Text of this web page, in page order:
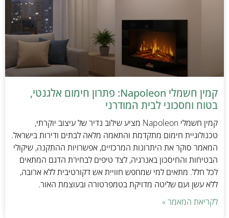
קמין חשמלי Napoleon: פתרון חימום אלגנטי,
בטוח וחסכוני לבית המודרני
קמין חשמלי Napoleon מציע שילוב נדיר של עיצוב יוקרתי,
טכנולוגיית חימום מתקדמת והתאמה מלאה לבתים ודירות בישראל.
המאמר סוקר את היתרונות המרכזיים, אפשרויות ההתקנה, שיקולי
הבטיחות והחיסכון באנרגיה, לצד טיפים לבחירת הדגם המתאים
לכל חלל. מתאים למי שמחפש חוויית אש דקורטיבית ללא ארובה,
ללא עשן ועם שליטה מדויקת בטמפרטורה ובעוצמת האור.
לקריאת המאמר »